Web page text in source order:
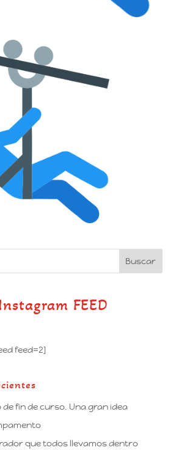
FEED
feed=2]
fin de curso. Una gran idea
que todos llevamos dentro